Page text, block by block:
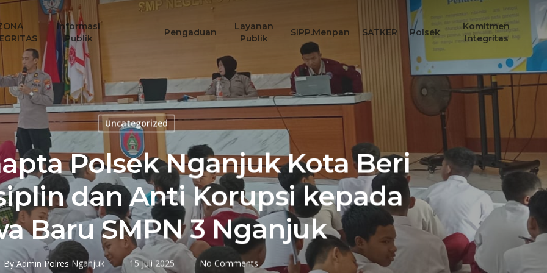
Informasi
Publik
Pengaduan
Layanan
Publik
SIPP.Menpan SATKER Polsek
Komitmen
Integritas
Uncategorized
Polsek Nganjuk Kota Beri
dan Anti Korupsi kepada
Baru SMPN 3 Nganjuk
By Admin Polres Nganjuk 15 Juli 2025 No Comments